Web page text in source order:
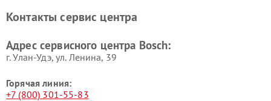
Ремонт сушильных автоматовРемонт морозильных камер
Контакты сервис центра
Адрес сервисного центра Bosch:
г. Улан-Удэ, ул. Ленина, 39
Горячая линия:
+7 (800) 301-55-83